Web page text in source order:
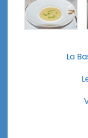
La